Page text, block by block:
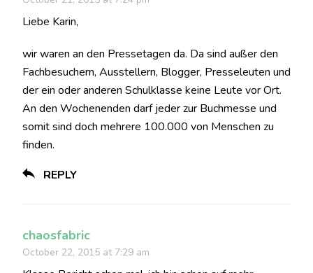
Liebe Karin,
wir waren an den Pressetagen da. Da sind außer den
Fachbesuchern, Ausstellern, Blogger, Presseleuten und
der ein oder anderen Schulklasse keine Leute vor Ort.
An den Wochenenden darf jeder zur Buchmesse und
somit sind doch mehrere 100.000 von Menschen zu
finden.
REPLY
chaosfabric
October 22, 2015 at 7:29 am